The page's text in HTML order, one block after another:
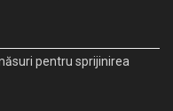
pentru sprijinirea